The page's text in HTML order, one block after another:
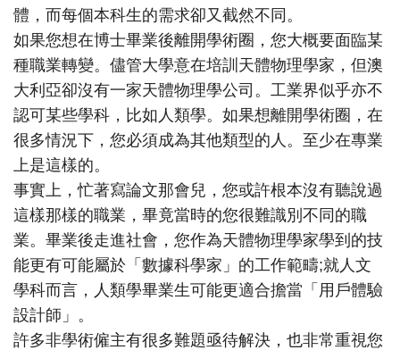
體，而每個本科生的需求卻又截然不同。
如果您想在博士畢業後離開學術圈，您大概要面臨某
種職業轉變。儘管大學意在培訓天體物理學家，但澳
大利亞卻沒有一家天體物理學公司。工業界似乎亦不
認可某些學科，比如人類學。如果想離開學術圈，在
很多情況下，您必須成為其他類型的人。至少在專業
上是這樣的。
事實上，忙著寫論文那會兒，您或許根本沒有聽說過
這樣那樣的職業，畢竟當時的您很難識別不同的職
業。畢業後走進社會，您作為天體物理學家學到的技
能更有可能屬於「數據科學家」的工作範疇;就人文
學科而言，人類學畢業生可能更適合擔當「用戶體驗
設計師」。
許多非學術僱主有很多難題亟待解決，也非常重視您